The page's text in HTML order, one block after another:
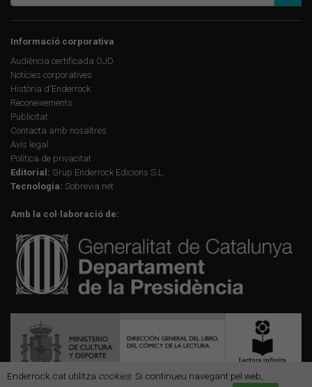
Enderrock.cat utilitza cookies. Si continueu navegant pel web,
Informació corporativa
Audiència certificada OJD
Notícies corporatives
Història d'Enderrock
Reconeixements
Publicitat
Contacta amb nosaltres
Avís legal
Política de privacitat
Editorial: Grup Enderrock Edicions S.L.
Tecnologia: Sobrevia.net
Amb la col·laboració de: